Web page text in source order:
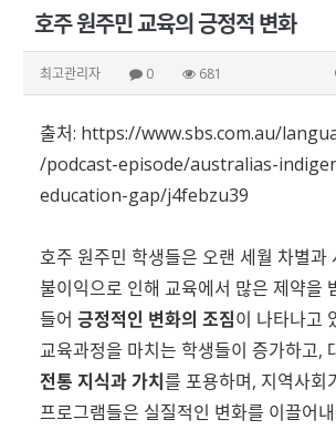
호주 원주민 교육의 긍정적 변화
최고관리자 0 681
출처: https://www.sbs.com.au/
/podcast-episode/australias-
education-gap/j4febzu39
호주 원주민 학생들은 오랜 세월 차별과
불이익으로 인해 교육에서 많은 제약을
들어 긍정적인 변화의 조짐이 나타나고
교육과정을 마치는 학생들이 증가하고,
전통 지식과 가치를 포용하며, 지역사회
프로그램들은 실질적인 변화를 이끌어